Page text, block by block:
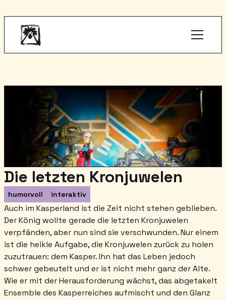
Die letzten Kronjuwelen
humorvoll interaktiv
Auch im Kasperland ist die Zeit nicht stehen geblieben.
Der König wollte gerade die letzten Kronjuwelen
verpfänden, aber nun sind sie verschwunden. Nur einem
ist die heikle Aufgabe, die Kronjuwelen zurück zu holen
zuzutrauen: dem Kasper. Ihn hat das Leben jedoch
schwer gebeutelt und er ist nicht mehr ganz der Alte.
Wie er mit der Herausforderung wächst, das abgetakelt
Ensemble des Kasperreiches aufmischt und den Glanz